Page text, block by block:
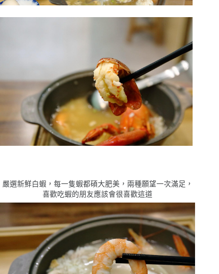
嚴選新鮮白蝦，每一隻蝦都碩大肥美，兩種願望一次滿足，
喜歡吃蝦的朋友應該會很喜歡這道